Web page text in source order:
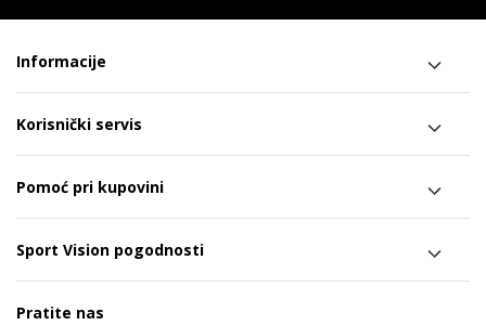
Informacije
Korisnički servis
Pomoć pri kupovini
Sport Vision pogodnosti
Pratite nas